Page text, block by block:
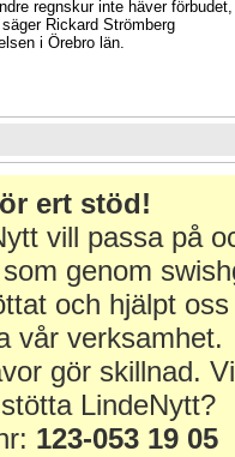
regnskur inte häver
Rickard Strömberg
i Örebro län.
ert stöd!
vill passa på
genom
och hjälpt
vår verksamhet.
gör skillnad.
LindeNytt?
123-053 19 05